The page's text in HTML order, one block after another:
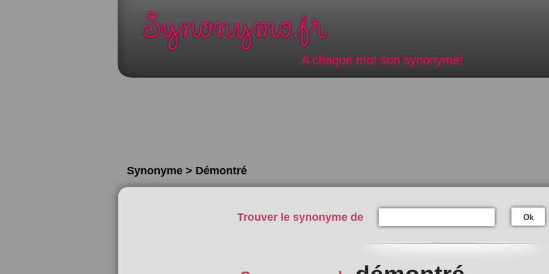
A chaque mot son synonyme!
Synonyme > Démontré
Trouver le synonyme de Ok